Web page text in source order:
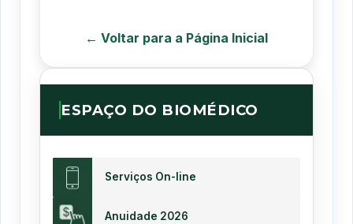
← Voltar para a Página Inicial
ESPAÇO DO BIOMÉDICO
Serviços On-line
Anuidade 2026